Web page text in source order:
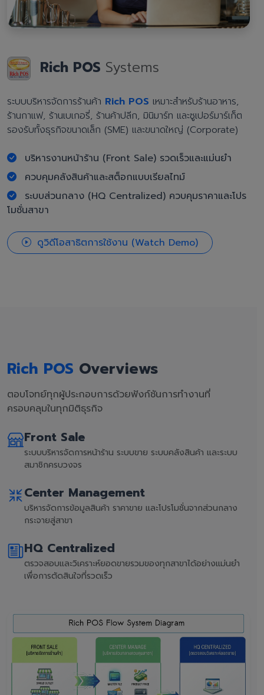
Rich POS Systems
ระบบบริหารจัดการร้านค้า Rich POS เหมาะสำหรับร้านอาหาร,
ร้านกาแฟ, ร้านเบเกอรี่, ร้านค้าปลีก, มินิมาร์ท และซูเปอร์มาร์เก็ต
รองรับทั้งธุรกิจขนาดเล็ก (SME) และขนาดใหญ่ (Corporate)
บริหารงานหน้าร้าน (Front Sale) รวดเร็วและแม่นยำ
ควบคุมคลังสินค้าและสต็อกแบบเรียลไทม์
ระบบส่วนกลาง (HQ Centralized) ควบคุมราคาและโปร
โมชั่นสาขา
ดูวิดีโอสาธิตการใช้งาน (Watch Demo)
Rich POS Overviews
ตอบโจทย์ทุกผู้ประกอบการด้วยฟังก์ชันการทำงานที่
ครอบคลุมในทุกมิติธุรกิจ
Front Sale
ระบบบริหารจัดการหน้าร้าน ระบบขาย ระบบคลังสินค้า และระบบ
สมาชิกครบวงจร
Center Management
บริหารจัดการข้อมูลสินค้า ราคาขาย และโปรโมชั่นจากส่วนกลาง
กระจายสู่สาขา
HQ Centralized
ตรวจสอบและวิเคราะห์ยอดขายรวมของทุกสาขาได้อย่างแม่นยำ
เพื่อการตัดสินใจที่รวดเร็ว